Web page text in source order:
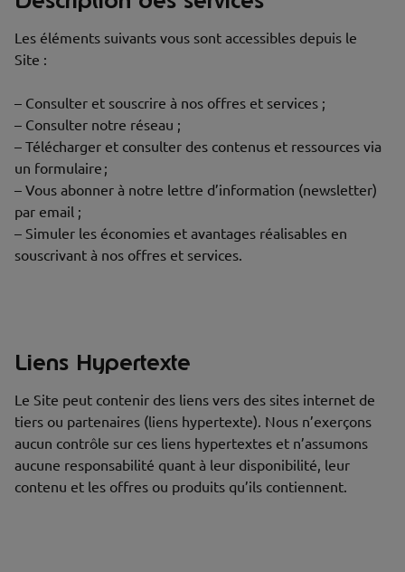
Les éléments suivants vous sont accessibles depuis le
Site :
– Consulter et souscrire à nos offres et services ;
– Consulter notre réseau ;
– Télécharger et consulter des contenus et ressources via
un formulaire ;
– Vous abonner à notre lettre d’information (newsletter)
par email ;
– Simuler les économies et avantages réalisables en
souscrivant à nos offres et services.
Liens Hypertexte
Le Site peut contenir des liens vers des sites internet de
tiers ou partenaires (liens hypertexte). Nous n’exerçons
aucun contrôle sur ces liens hypertextes et n’assumons
aucune responsabilité quant à leur disponibilité, leur
contenu et les offres ou produits qu’ils contiennent.